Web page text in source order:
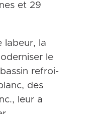
et 29
labeur, la
le
refroi­
des
leur a